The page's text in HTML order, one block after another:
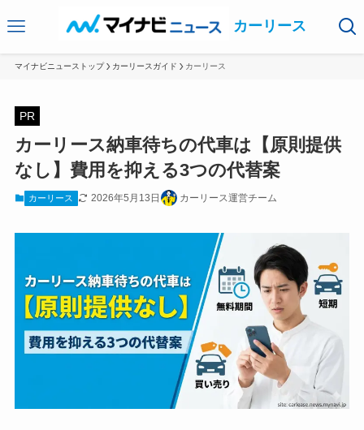
カーリース
マイナビニューストップ カーリースガイド カーリース
PR
カーリース納車待ちの代車は【原則提供
なし】費用を抑える3つの代替案
カーリース 2026年5月13日 カーリース運営チーム